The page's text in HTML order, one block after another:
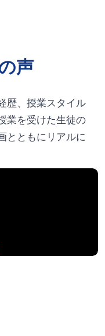
声
歴、授業スタイル
業を受けた生徒の
とともにリアルに